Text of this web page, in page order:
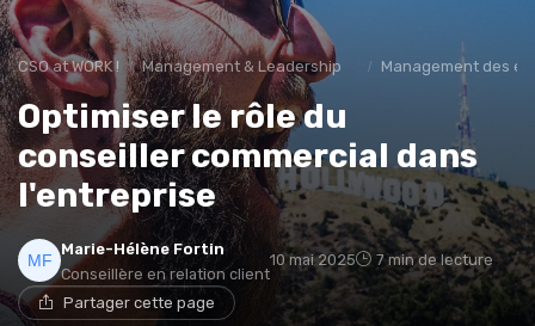
CSO at WORK ! Management & Leadership Commercial Management des
Optimiser le rôle du
conseiller commercial dans
l'entreprise
Marie-Hélène Fortin
Conseillère en relation client
10 mai 2025 7 min de lecture
Partager cette page